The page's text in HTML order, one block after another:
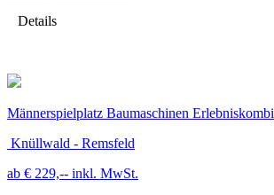
Details
Männerspielplatz Baumaschinen Erlebniskombi
Knüllwald - Remsfeld
ab € 229,-- inkl. MwSt.